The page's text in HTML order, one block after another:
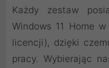
Każdy zestaw
Windows 11 Home
licencji), dzięki
pracy. Wybierając